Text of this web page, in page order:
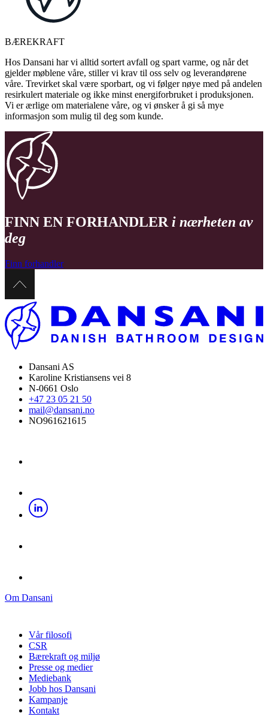
BÆREKRAFT
Hos Dansani har vi alltid sortert avfall og spart varme, og når det
gjelder møblene våre, stiller vi krav til oss selv og leverandørene
våre. Trevirket skal være sporbart, og vi følger nøye med på andelen
resirkulert materiale og ikke minst energiforbruket i produksjonen.
Vi er ærlige om materialene våre, og vi ønsker å gi så mye
informasjon som mulig til deg som kunde.
FINN EN FORHANDLER i nærheten av
deg
Finn forhandler
Dansani AS
Karoline Kristiansens vei 8
N-0661 Oslo
+47 23 05 21 50
mail@dansani.no
NO961621615
Om Dansani
Vår filosofi
CSR
Bærekraft og miljø
Presse og medier
Mediebank
Jobb hos Dansani
Kampanje
Kontakt